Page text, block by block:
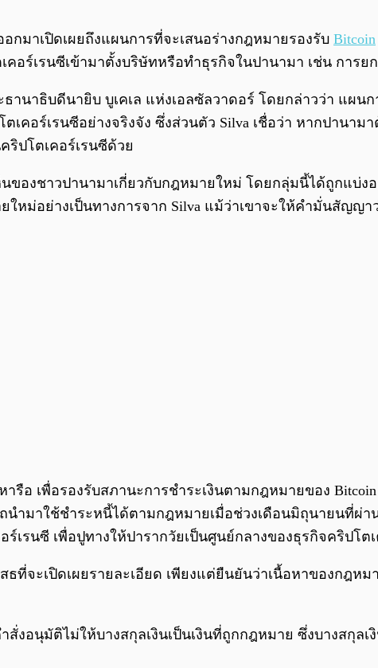
กมาเปิดเผยถึงแผนการที่จะเสนอร่างกฎหมายรองรับ Bitcoin
อร์เรนซีเข้ามาตั้งบริษัทหรือทำธุรกิจในปานามา เช่น การ
นาธิบดีนายิบ บูเคเล แห่งเอลซัลวาดอร์ โดยกล่าวว่า แผน
อร์เรนซีอย่างจริงจัง ซึ่งส่วนตัว Silva เชื่อว่า หากปานาม
ริปโตเคอร์เรนซีด้วย
ของชาวปานามาเกี่ยวกับกฎหมายใหม่ โดยกลุ่มนี้ได้ถูกแบ่งอ
ใหม่อย่างเป็นทางการจาก Silva แม้ว่าเขาจะให้คำมั่นสัญญ
อ เพื่อรองรับสภานะการชำระเงินตามกฎหมายของ
นำมาใช้ชำระหนี้ได้ตามกฎหมายเมื่อช่วงเดือนมิถุนายนที่ผ่
เรนซี เพื่อปูทางให้ปารากวัยเป็นศูนย์กลางของธุรกิจคริปโต
ที่จะเปิดเผยรายละเอียด เพียงแต่ยืนยันว่าเนื้อหาของกฎ
อนุมัติไม่ให้บางสกุลเงินเป็นเงินที่ถูกกฎหมาย ซึ่งบางสกุล